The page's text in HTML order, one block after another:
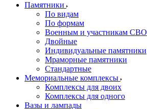
Памятники
По видам
По формам
Военным и участникам СВО
Двойные
Индивидуальные памятники
Мраморные памятники
Стандартные
Мемориальные комплексы
Комплексы для двоих
Комплексы для одного
Вазы и лампады